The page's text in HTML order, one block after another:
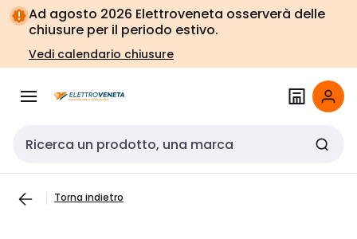
Vai alla
navigazione
Vai
alla
pagina
Ad agosto 2026 Elettroveneta osserverà delle
chiusure per il periodo estivo.
Vedi calendario chiusure
Cerca input
Torna indietro